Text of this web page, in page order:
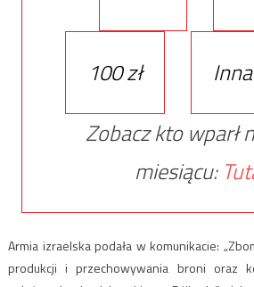
100 zł
Zobacz kto wparł
miesiącu:
Armia izraelska podała w komunikacie:
produkcji i przechowywania broni oraz